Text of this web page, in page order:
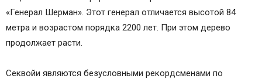
«Генерал Шерман». Этот генерал отличается высотой 84
метра и возрастом порядка 2200 лет. При этом дерево
продолжает расти.
Секвойи являются безусловными рекордсменами по